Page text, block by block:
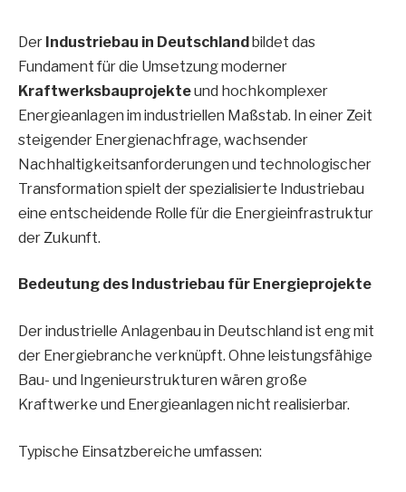
Der Industriebau in Deutschlandbildet das
Fundament für die Umsetzung moderner
Kraftwerksbauprojekteund hochkomplexer
Energieanlagen im industriellen Maßstab. In einer Zeit
steigender Energienachfrage, wachsender
Nachhaltigkeitsanforderungen und technologischer
Transformation spielt der spezialisierte Industriebau
eine entscheidende Rolle für die Energieinfrastruktur
der Zukunft.
Bedeutung des Industriebau für Energieprojekte
Der industrielle Anlagenbau in Deutschland ist eng mit
der Energiebranche verknüpft. Ohne leistungsfähige
Bau- und Ingenieurstrukturen wären große
Kraftwerke und Energieanlagen nicht realisierbar.
Typische Einsatzbereiche umfassen: